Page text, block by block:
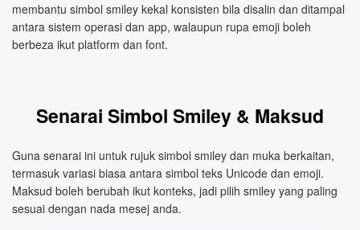
membantu simbol smiley kekal konsisten bila disalin dan ditampal
antara sistem operasi dan app, walaupun rupa emoji boleh
berbeza ikut platform dan font.
Senarai Simbol Smiley & Maksud
Guna senarai ini untuk rujuk simbol smiley dan muka berkaitan,
termasuk variasi biasa antara simbol teks Unicode dan emoji.
Maksud boleh berubah ikut konteks, jadi pilih smiley yang paling
sesuai dengan nada mesej anda.